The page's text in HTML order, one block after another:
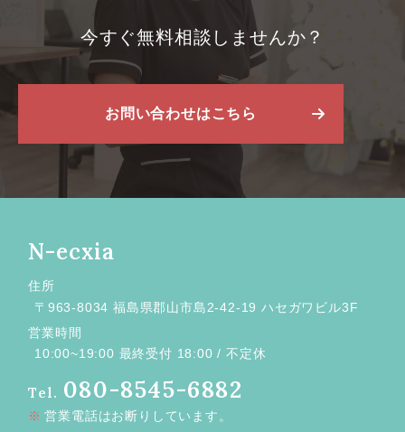
今すぐ無料相談しませんか？
お問い合わせはこちら
N-ecxia
住所
〒963-8034 福島県郡山市島2-42-19 ハセガワビル3F
営業時間
10:00~19:00 最終受付 18:00 / 不定休
Tel. 080-8545-6882
営業電話はお断りしています。